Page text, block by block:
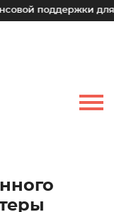
для малых